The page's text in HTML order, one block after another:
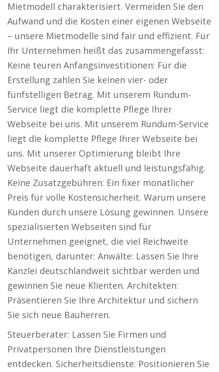
Mietmodell charakterisiert. Vermeiden Sie den
Aufwand und die Kosten einer eigenen Webseite
– unsere Mietmodelle sind fair und effizient. Für
Ihr Unternehmen heißt das zusammengefasst:
Keine teuren Anfangsinvestitionen: Für die
Erstellung zahlen Sie keinen vier- oder
fünfstelligen Betrag. Mit unserem Rundum-
Service liegt die komplette Pflege Ihrer
Webseite bei uns. Mit unserem Rundum-Service
liegt die komplette Pflege Ihrer Webseite bei
uns. Mit unserer Optimierung bleibt Ihre
Webseite dauerhaft aktuell und leistungsfähig.
Keine Zusatzgebühren: Ein fixer monatlicher
Preis für volle Kostensicherheit. Warum unsere
Kunden durch unsere Lösung gewinnen. Unsere
spezialisierten Webseiten sind für
Unternehmen geeignet, die viel Reichweite
benötigen, darunter: Anwälte: Lassen Sie Ihre
Kanzlei deutschlandweit sichtbar werden und
gewinnen Sie neue Klienten. Architekten:
Präsentieren Sie Ihre Architektur und sichern
Sie sich neue Bauherren.
Steuerberater: Lassen Sie Firmen und
Privatpersonen Ihre Dienstleistungen
entdecken. Sicherheitsdienste: Positionieren Sie